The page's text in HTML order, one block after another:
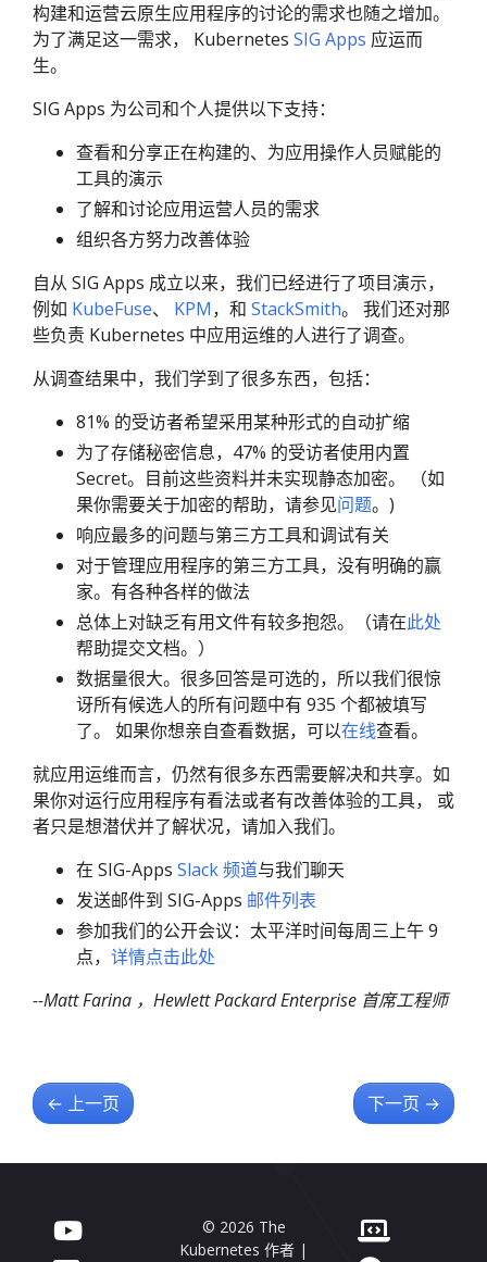
构建和运营云原生应用程序的讨论的需求也随之增加。
为了满足这一需求， Kubernetes SIG Apps 应运而
生。
SIG Apps 为公司和个人提供以下支持：
查看和分享正在构建的、为应用操作人员赋能的
工具的演示
了解和讨论应用运营人员的需求
组织各方努力改善体验
自从 SIG Apps 成立以来，我们已经进行了项目演示，
例如 KubeFuse、 KPM，和 StackSmith。 我们还对那
些负责 Kubernetes 中应用运维的人进行了调查。
从调查结果中，我们学到了很多东西，包括：
81% 的受访者希望采用某种形式的自动扩缩
为了存储秘密信息，47% 的受访者使用内置
Secret。目前这些资料并未实现静态加密。 （如
果你需要关于加密的帮助，请参见问题。)
响应最多的问题与第三方工具和调试有关
对于管理应用程序的第三方工具，没有明确的赢
家。有各种各样的做法
总体上对缺乏有用文件有较多抱怨。（请在此处
帮助提交文档。）
数据量很大。很多回答是可选的，所以我们很惊
讶所有候选人的所有问题中有 935 个都被填写
了。 如果你想亲自查看数据，可以在线查看。
就应用运维而言，仍然有很多东西需要解决和共享。如
果你对运行应用程序有看法或者有改善体验的工具， 或
者只是想潜伏并了解状况，请加入我们。
在 SIG-Apps Slack 频道与我们聊天
发送邮件到 SIG-Apps 邮件列表
参加我们的公开会议：太平洋时间每周三上午 9
点， 详情点击此处
--Matt Farina ，Hewlett Packard Enterprise 首席工程师
← 上一页 下一页 →
© 2026 The
Kubernetes 作者 |